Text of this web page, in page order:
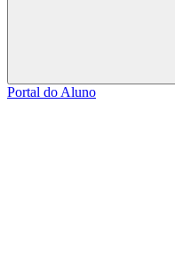
Portal do Aluno